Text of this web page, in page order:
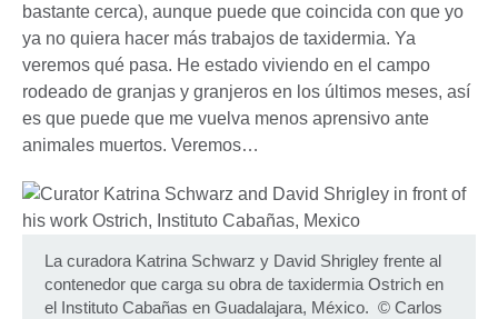
bastante cerca), aunque puede que coincida con que yo
ya no quiera hacer más trabajos de taxidermia. Ya
veremos qué pasa. He estado viviendo en el campo
rodeado de granjas y granjeros en los últimos meses, así
es que puede que me vuelva menos aprensivo ante
animales muertos. Veremos…
La curadora Katrina Schwarz y David Shrigley frente al
contenedor que carga su obra de taxidermia Ostrich en
el Instituto Cabañas en Guadalajara, México. © Carlos